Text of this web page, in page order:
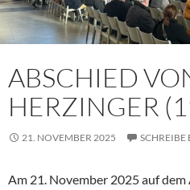
ABSCHIED
HERZINGER
21. NOVEMBER 2025 SCHREIBE
Am 21. November 2025 auf